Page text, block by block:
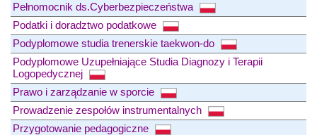
Pełnomocnik ds.Cyberbezpieczeństwa
Podatki i doradztwo podatkowe
Podyplomowe studia trenerskie taekwon-do
Podyplomowe Uzupełniające Studia Diagnozy i Terapii
Logopedycznej
Prawo i zarządzanie w sporcie
Prowadzenie zespołów instrumentalnych
Przygotowanie pedagogiczne